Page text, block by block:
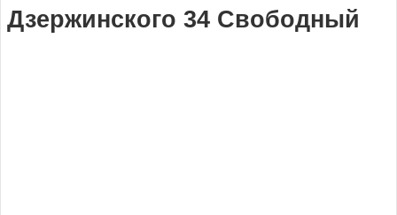
Дзержинского 34 Свободный